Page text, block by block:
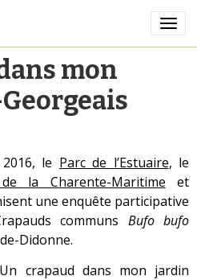
mon
le Parc de l’Estuaire, le
la Charente-Maritime et
une enquête participative
communs Bufo bufo
Didonne.
crapaud dans mon jardin